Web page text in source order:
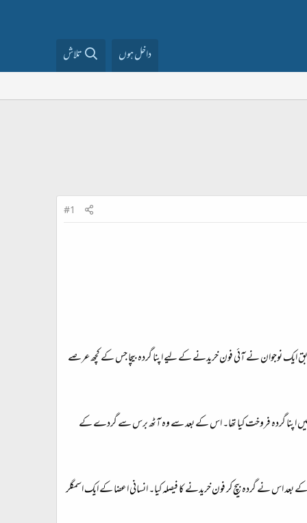
داخل ہوں تلاش
#1
نوجوان نے آئی فون خریدنے کے لیے اپنا گردہ بیچا جس کے کچھ عرصے
بلیک مارکیٹ میں اپنا گردہ فروخت کیا تھا۔ اس کے بعد سے وہ آٹھ برس سے گردے کے
بعد اس نے گردہ بیچ کر فون خریدنے کا فیصلہ کیا۔ انسانی اعضا کے ایک اسمگلر